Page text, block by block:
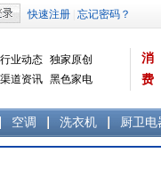
行业动态 独家原创
渠道资讯 黑色家电
消
费
空调 洗衣机 厨卫电